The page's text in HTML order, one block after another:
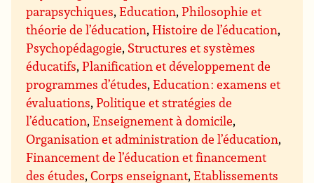
parapsychiques,Education,Philosophie et
théorie de l’éducation,Histoire de l’éducation,
Psychopédagogie, Structures et systèmes
éducatifs,Planification et développement de
programmes d’études,Education : examens et
évaluations,Politique et stratégies de
l’éducation,Enseignement à domicile,
Organisation et administration de l’éducation,
Financement de l’éducation et financement
des études,Corps enseignant,Etablissements